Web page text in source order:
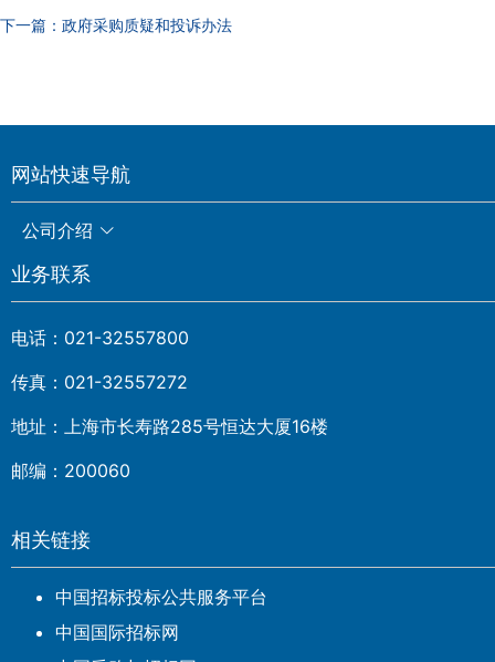
下一篇： 政府采购质疑和投诉办法
网站快速导航
公司介绍
业务联系
电话：021-32557800
传真：021-32557272
地址：上海市长寿路285号恒达大厦16楼
邮编：200060
相关链接
中国招标投标公共服务平台
中国国际招标网